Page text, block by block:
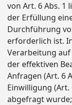
von Art. 6 Abs. 1
der Erfüllung
Durchführung
erforderlich ist.
Verarbeitung
der effektiven
Anfragen (Art. 6
Einwilligung (Art.
abgefragt